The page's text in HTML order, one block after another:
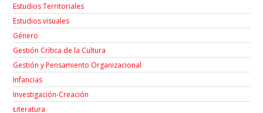
Estudios Territoriales
Estudios visuales
Género
Gestión Crítica de la Cultura
Gestión y Pensamiento Organizacional
Infancias
Investigación-Creación
Łiteratura